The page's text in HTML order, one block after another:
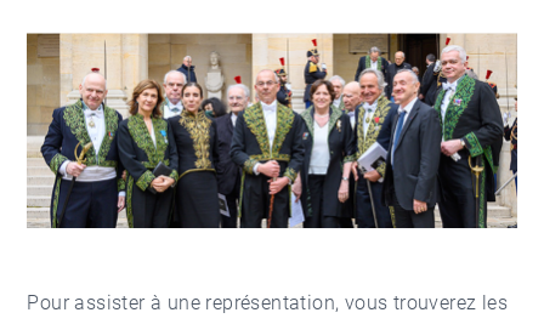
Pour assister à une représentation, vous trouverez les